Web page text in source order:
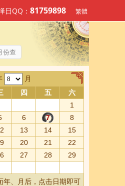
份查
日QQ： 81759898 繁體
月
四 五
六
1
6 7
8
13 14
15
20 21
22
27 28
29
年、月后，点击日期即可